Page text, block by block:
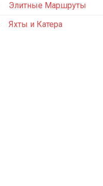
Элитные Маршруты
Яхты и Катера